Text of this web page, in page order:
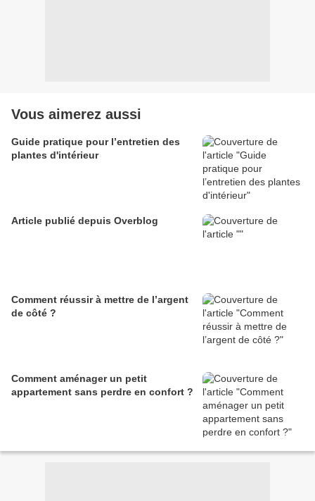
Vous aimerez aussi
Guide pratique pour l’entretien des
plantes d'intérieur
Article publié depuis Overblog
Comment réussir à mettre de l’argent
de côté ?
Comment aménager un petit
appartement sans perdre en confort ?